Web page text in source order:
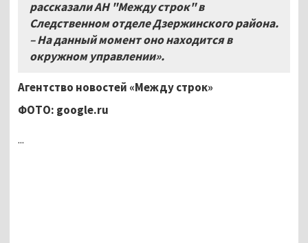
рассказали АН "Между строк" в
Следственном отделе Дзержинского района.
– На данный момент оно находится в
окружном управлении».
Агентство новостей «Между строк»
ФОТО: google.ru
...